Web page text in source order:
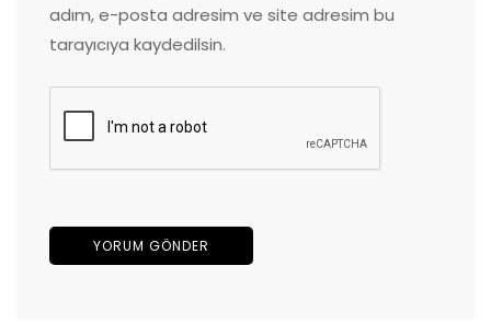
adım, e-posta adresim ve site adresim bu
tarayıcıya kaydedilsin.